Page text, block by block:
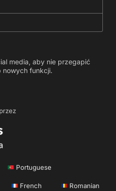
media, aby nie przegapić
nowych funkcji.
Portuguese
French Romanian